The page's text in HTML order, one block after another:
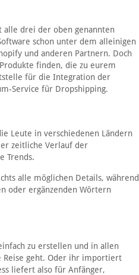
drei der oben genannten
schon unter dem alleinigen
und anderen Partnern. Doch
finden, die zu eurem
für die Integration der
Service für Dropshipping.
Leute in verschiedenen Ländern
zeitliche Verlauf der
Trends.
alle möglichen Details, während
oder ergänzenden Wörtern
zu erstellen und in allen
Reise geht. Oder ihr importiert
liefert also für Anfänger,